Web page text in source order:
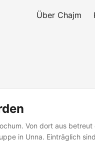
Über Chajm
Von dort aus
in Unna. Einträglich